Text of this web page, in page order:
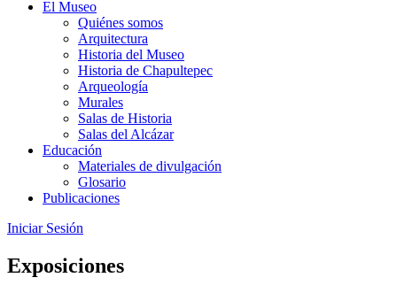
El Museo
Quiénes somos
Arquitectura
Historia del Museo
Historia de Chapultepec
Arqueología
Murales
Salas de Historia
Salas del Alcázar
Educación
Materiales de divulgación
Glosario
Publicaciones
Iniciar Sesión
Exposiciones